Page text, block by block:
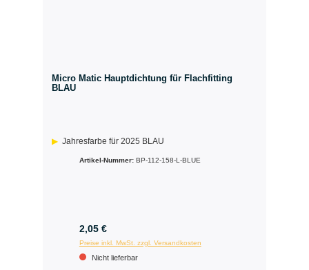
Micro Matic Hauptdichtung für Flachfitting
BLAU
Jahresfarbe für 2025 BLAU
Artikel-Nummer: BP-112-158-L-BLUE
2,05 €
Preise inkl. MwSt. zzgl. Versandkosten
Nicht lieferbar